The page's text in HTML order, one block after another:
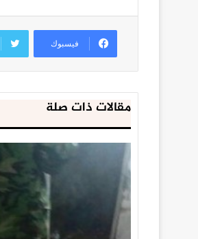
فيسبوك
مقالات ذات صلة